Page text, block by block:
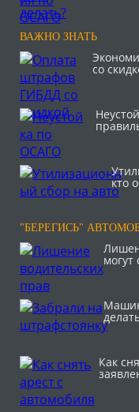
ВАЖНО ЗНАТЬ
со
кто
"БЕРЕГИСЬ"
могут
Как